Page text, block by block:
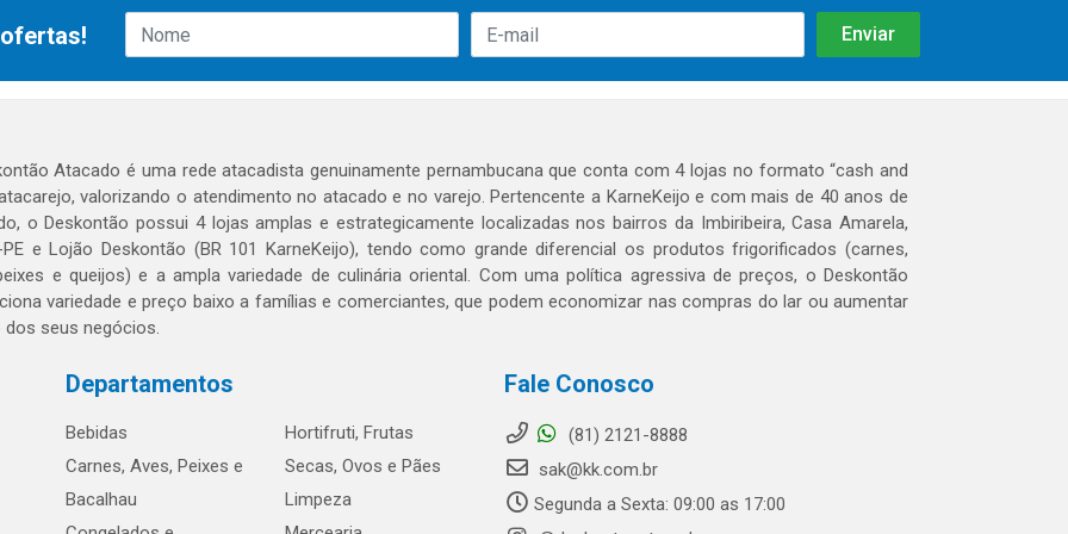
Atacado é uma rede atacadista genuinamente pernambucana que conta com 4 lojas no formato “cash and
valorizando o atendimento no atacado e no varejo. Pertencente a KarneKeijo e com mais de 40 anos de
o Deskontão possui 4 lojas amplas e estrategicamente localizadas nos bairros da Imbiribeira, Casa Amarela,
PE e Lojão Deskontão (BR 101 KarneKeijo), tendo como grande diferencial os produtos frigorificados (carnes,
e queijos) e a ampla variedade de culinária oriental. Com uma política agressiva de preços, o Deskontão
variedade e preço baixo a famílias e comerciantes, que podem economizar nas compras do lar ou aumentar
dos seus negócios.
Departamentos
Bebidas
Carnes, Aves, Peixes e
Bacalhau
Hortifruti, Frutas
Secas, Ovos e Pães
Limpeza
Fale Conosco
(81) 2121-8888
sak@kk.com.br
Segunda a Sexta: 09:00 as 17:00